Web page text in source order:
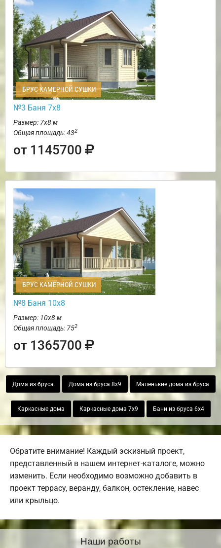
БРУС КАМЕРНОЙ СУШКИ
№3 Баня 7х8
Размер: 7х8 м
Общая площадь: 432
от 1145700
БРУС КАМЕРНОЙ СУШКИ
№8 Баня 10х8
Размер: 10х8 м
Общая площадь: 752
от 1365700
Дома из бруса Дома из бруса 8х9 Маленькие дома из бруса
Каркасные дома Каркасные дома 7х9 Бани из бруса 6х4
Обратите внимание! Каждый эскизный проект,
представленный в нашем интернет-каталоге, можно
изменить. Если необходимо возможно добавить в
проект террасу, веранду, балкон, остекление, навес
или крыльцо.
Наши работы